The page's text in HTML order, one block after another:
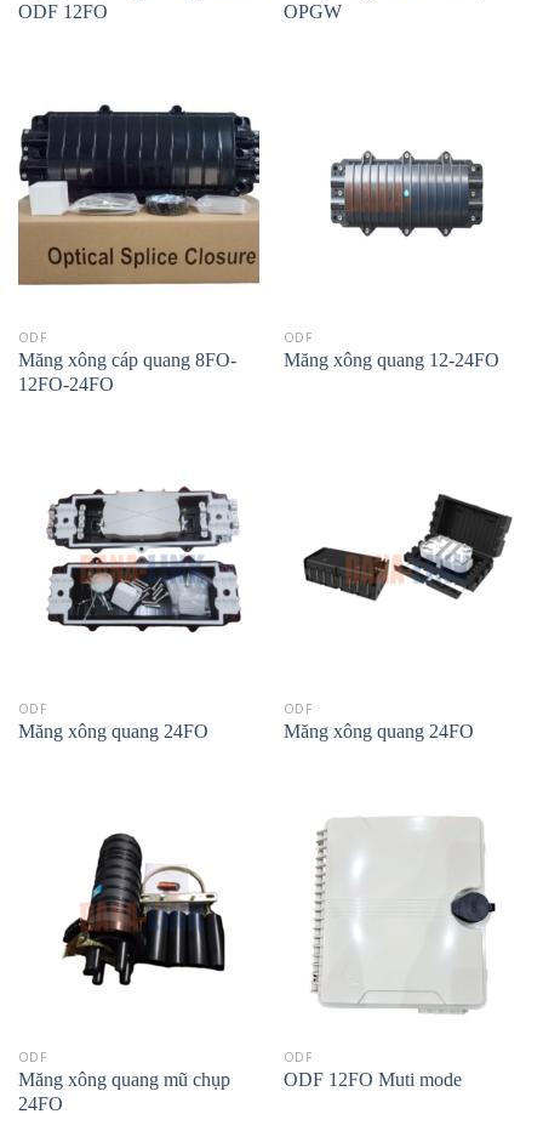
ODF 12FO
OPGW
ODF
Măng xông cáp quang 8FO-
12FO-24FO
ODF
Măng xông quang 12-24FO
ODF
Măng xông quang 24FO
ODF
Măng xông quang 24FO
ODF
Măng xông quang mũ chụp
24FO
ODF
ODF 12FO Muti mode